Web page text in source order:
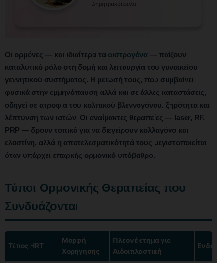
Οι ορμόνες — και ιδιαίτερα τα οιστρογόνα — παίζουν
καταλυτικό ρόλο στη δομή και λειτουργία του γυναικείου
γεννητικού συστήματος. Η μείωσή τους, που συμβαίνει
φυσικά στην εμμηνόπαυση αλλά και σε άλλες καταστάσεις,
οδηγεί σε ατροφία του κολπικού βλεννογόνου, ξηρότητα και
λέπτυνση των ιστών. Οι αναίμακτες θεραπείες — laser, RF,
PRP — δρουν τοπικά για να διεγείρουν κολλαγόνο και
ελαστίνη, αλλά η αποτελεσματικότητά τους μεγιστοποιείται
όταν υπάρχει επαρκής ορμονικό υπόβαθρο.
Τύποι Ορμονικής Θεραπείας που
Συνδυάζονται
Τύπος ΗRT
Μορφή
Χορήγησης
Πλεονέκτημα για
Αιδοιπλαστική